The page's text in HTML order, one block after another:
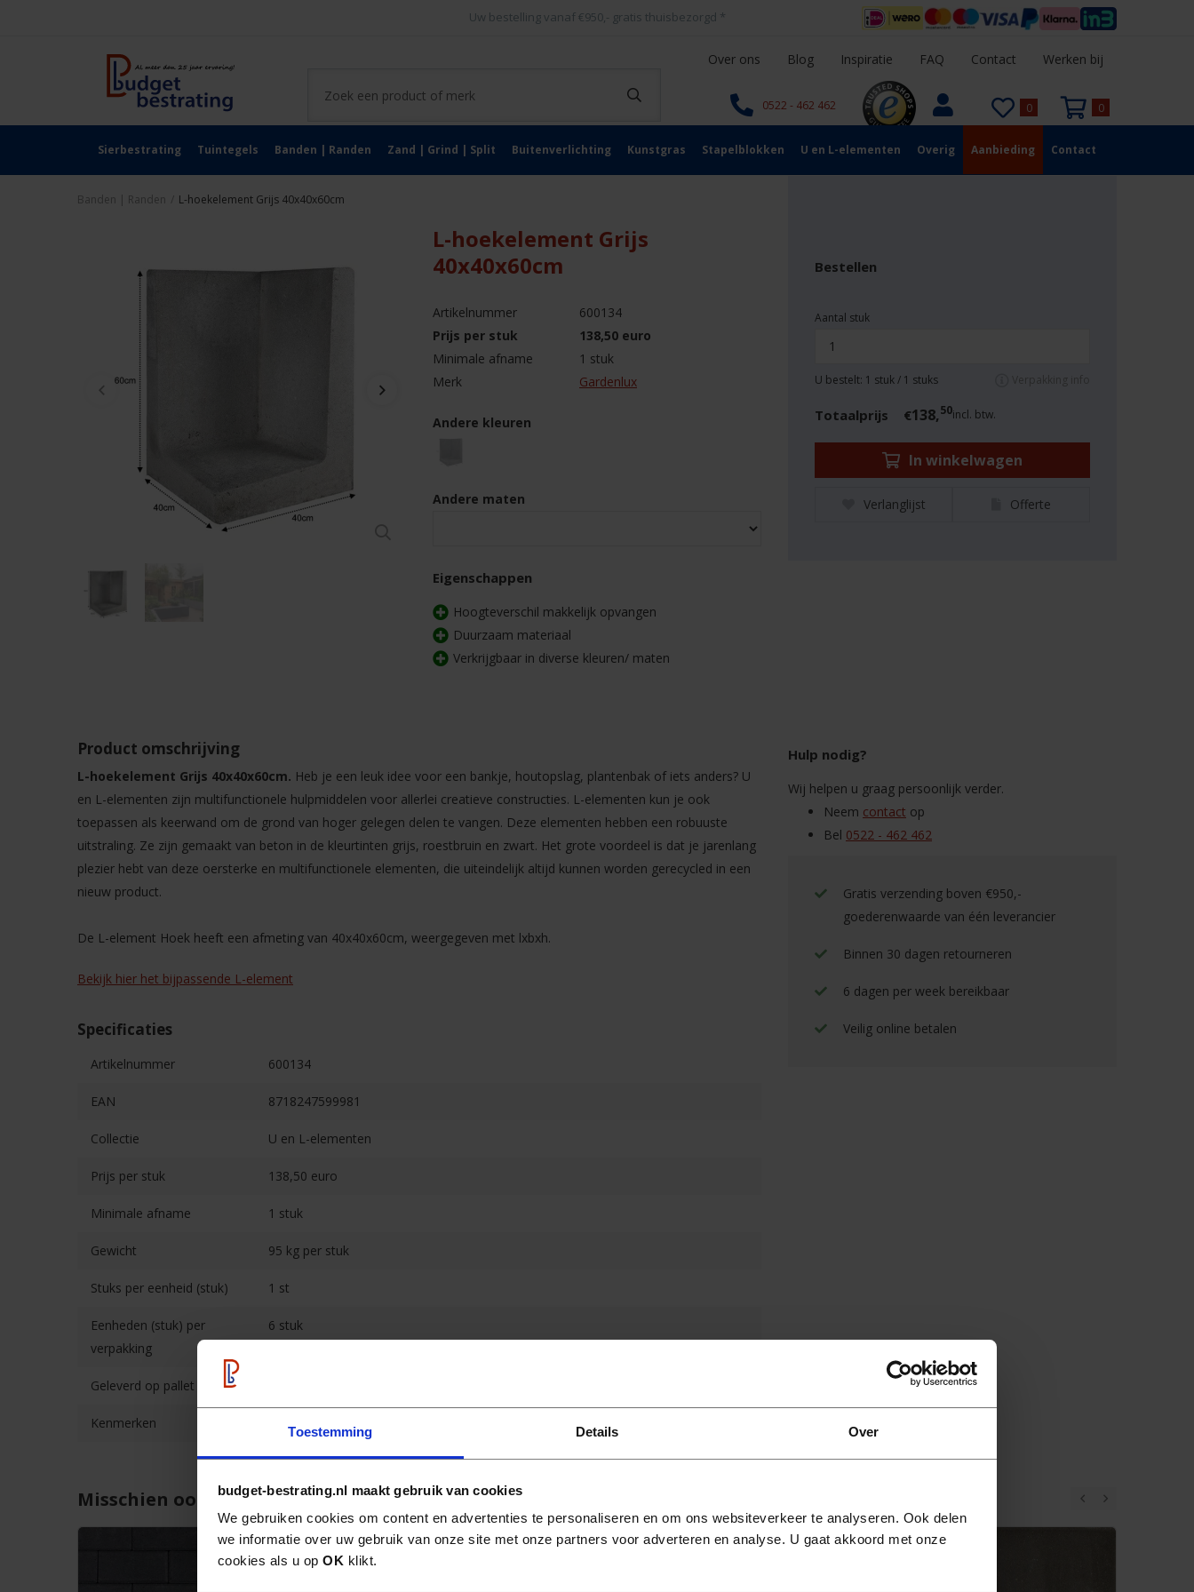
Toestemming Details Over
budget-bestrating.nl maakt gebruik van cookies
We gebruiken cookies om content en advertenties te personaliseren en om ons websiteverkeer te analyseren. Ook delen
we informatie over uw gebruik van onze site met onze partners voor adverteren en analyse. U gaat akkoord met onze
cookies als u op OK klikt.
Uw bestelling vanaf €950,- gratis thuisbezorgd *
Over ons Blog Inspiratie FAQ Contact Werken bij
0522 - 462 462 0 0
Sierbestrating Tuintegels Banden | Randen Zand | Grind | Split Buitenverlichting Kunstgras Stapelblokken U en L-elementen Overig Aanbieding Contact
Banden | Randen L-hoekelement Grijs 40x40x60cm
L-hoekelement Grijs
40x40x60cm
Artikelnummer
600134
Prijs per stuk
138,50 euro
Minimale afname
1 stuk
Merk
Gardenlux
Andere kleuren
Andere maten
Eigenschappen
Hoogteverschil makkelijk opvangen
Duurzaam materiaal
Verkrijgbaar in diverse kleuren/ maten
Bestellen
Aantal stuk
U bestelt: 1 stuk / 1 stuks Verpakking info
Totaalprijs €138,50incl. btw.
In winkelwagen
Verlanglijst Offerte
Product omschrijving
L-hoekelement Grijs 40x40x60cm. Heb je een leuk idee voor een bankje, houtopslag, plantenbak of iets anders? U
en L-elementen zijn multifunctionele hulpmiddelen voor allerlei creatieve constructies. L-elementen kun je ook
toepassen als keerwand om de grond van hoger gelegen delen te vangen. Deze elementen hebben een robuuste
uitstraling. Ze zijn gemaakt van beton in de kleurtinten grijs, roestbruin en zwart. Het grote voordeel is dat je jarenlang
plezier hebt van deze oersterke en multifunctionele elementen, die uiteindelijk altijd kunnen worden gerecycled in een
nieuw product.
De L-element Hoek heeft een afmeting van 40x40x60cm, weergegeven met lxbxh.
Bekijk hier het bijpassende L-element
Specificaties
Artikelnummer 600134
EAN 8718247599981
Collectie U en L-elementen
Prijs per stuk 138,50 euro
Minimale afname 1 stuk
Gewicht 95 kg per stuk
Stuks per eenheid (stuk) 1 st
Eenheden (stuk) per
verpakking
6 stuk
Geleverd op pallet
Kenmerken
Hulp nodig?
Wij helpen u graag persoonlijk verder.
Neem contact op
Bel 0522 - 462 462
Gratis verzending boven €950,-
goederenwaarde van één leverancier
Binnen 30 dagen retourneren
6 dagen per week bereikbaar
Veilig online betalen
Misschien ook interessant...